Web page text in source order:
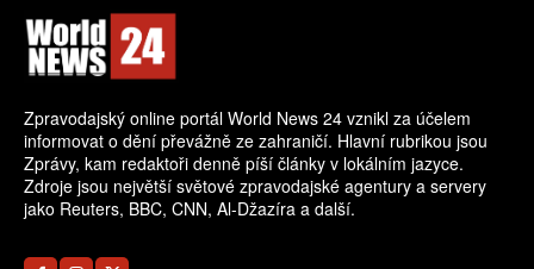
Zpravodajský online portál World News 24 vznikl za účelem
informovat o dění převážně ze zahraničí. Hlavní rubrikou jsou
Zprávy, kam redaktoři denně píší články v lokálním jazyce.
Zdroje jsou největší světové zpravodajské agentury a servery
jako Reuters, BBC, CNN, Al-Džazíra a další.